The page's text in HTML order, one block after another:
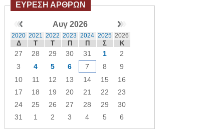
ΕΥΡΕΣΗ ΑΡΘΡΩΝ
Αυγ 2026
2020 2021 2022 2023 2024 2025 2026
Δ Τ Τ Π Π Σ Κ
27 28 29 30 31 1
2
3
4 5 6 7 8
9
10
11 12 13 14 15
16
17
18 19 20 21 22
23
24
25 26 27 28 29
30
31
1 2 3 4 5 6